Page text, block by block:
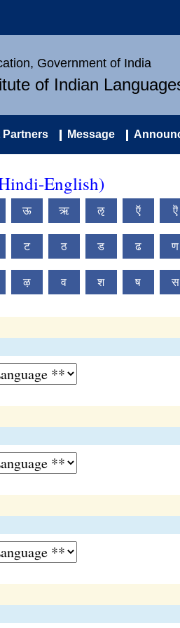
Government of India
of Indian
Message
English)
ऊ ऋ ऌ ऍ ऎ
ट ठ ड ढ ण
ऴ व श ष स